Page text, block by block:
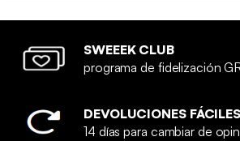
SWEEEK CLUB
programa de fidelización
DEVOLUCIONES FÁCILES
14 días para cambiar de